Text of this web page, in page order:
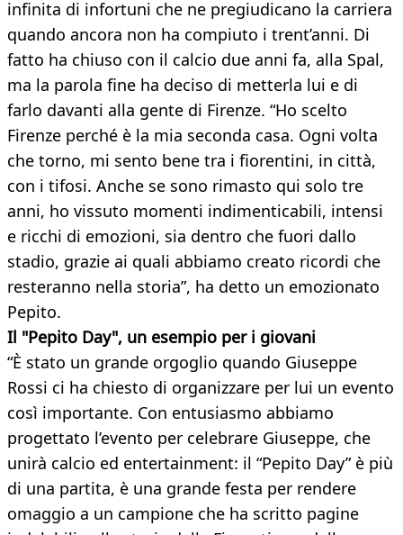
infinita di infortuni che ne pregiudicano la carriera
quando ancora non ha compiuto i trent’anni. Di
fatto ha chiuso con il calcio due anni fa, alla Spal,
ma la parola fine ha deciso di metterla lui e di
farlo davanti alla gente di Firenze. “Ho scelto
Firenze perché è la mia seconda casa. Ogni volta
che torno, mi sento bene tra i fiorentini, in città,
con i tifosi. Anche se sono rimasto qui solo tre
anni, ho vissuto momenti indimenticabili, intensi
e ricchi di emozioni, sia dentro che fuori dallo
stadio, grazie ai quali abbiamo creato ricordi che
resteranno nella storia”, ha detto un emozionato
Pepito.
Il "Pepito Day", un esempio per i giovani​
“È stato un grande orgoglio quando Giuseppe
Rossi ci ha chiesto di organizzare per lui un evento
così importante. Con entusiasmo abbiamo
progettato l’evento per celebrare Giuseppe, che
unirà calcio ed entertainment: il “Pepito Day” è più
di una partita, è una grande festa per rendere
omaggio a un campione che ha scritto pagine